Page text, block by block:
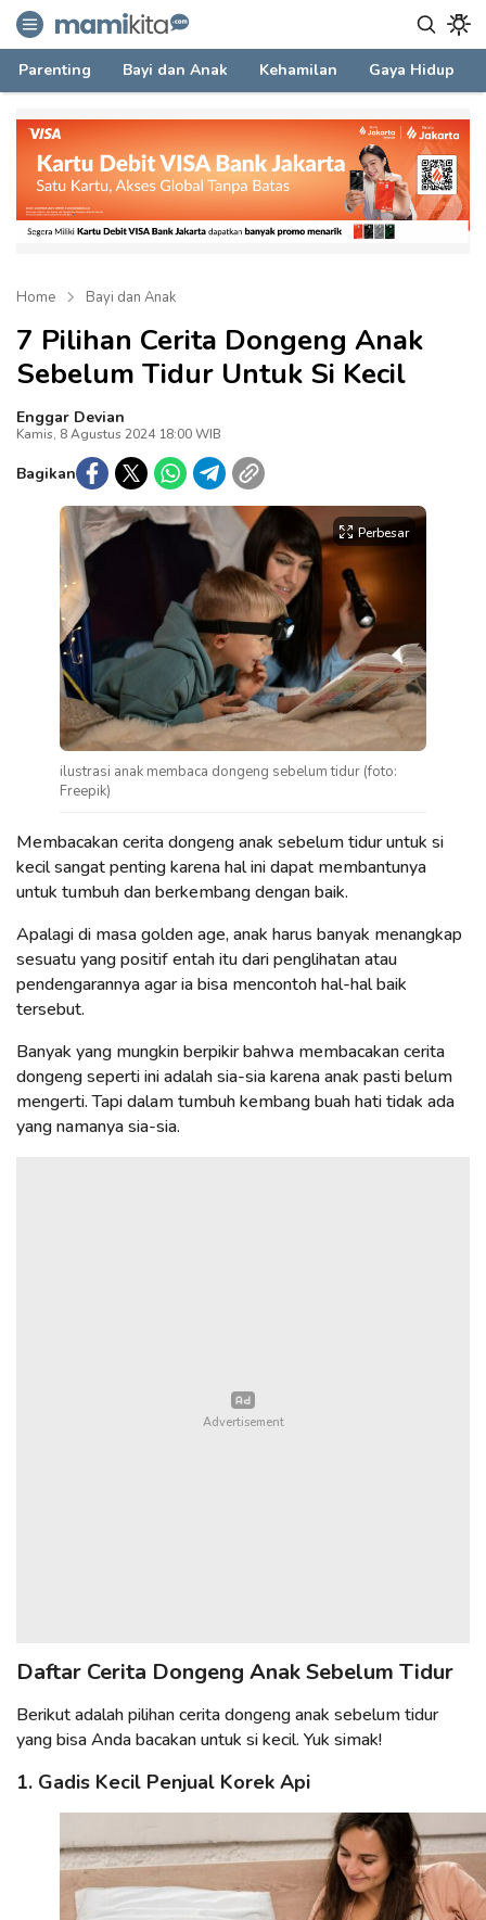
mamikita.com
Informasi Parenting untuk Mami Milenial
Parenting Bayi dan Anak Kehamilan Gaya Hidup
Home Bayi dan Anak
7 Pilihan Cerita Dongeng Anak
Sebelum Tidur Untuk Si Kecil
Enggar Devian
Kamis, 8 Agustus 2024 18:00 WIB
Bagikan
Perbesar
ilustrasi anak membaca dongeng sebelum tidur (foto:
Freepik)
Membacakan cerita dongeng anak sebelum tidur untuk si
kecil sangat penting karena hal ini dapat membantunya
untuk tumbuh dan berkembang dengan baik.
Apalagi di masa golden age, anak harus banyak menangkap
sesuatu yang positif entah itu dari penglihatan atau
pendengarannya agar ia bisa mencontoh hal-hal baik
tersebut.
Banyak yang mungkin berpikir bahwa membacakan cerita
dongeng seperti ini adalah sia-sia karena anak pasti belum
mengerti. Tapi dalam tumbuh kembang buah hati tidak ada
yang namanya sia-sia.
Daftar Cerita Dongeng Anak Sebelum Tidur
Berikut adalah pilihan cerita dongeng anak sebelum tidur
yang bisa Anda bacakan untuk si kecil. Yuk simak!
1. Gadis Kecil Penjual Korek Api